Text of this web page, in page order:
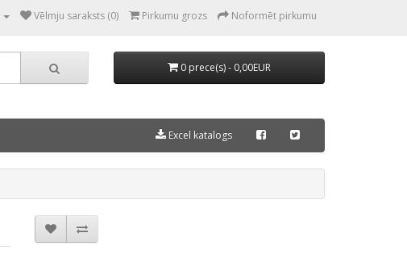
Vēlmju saraksts (0) Pirkumu grozs Noformēt pirkumu
0 prece(s) - 0,00EUR
Excel katalogs